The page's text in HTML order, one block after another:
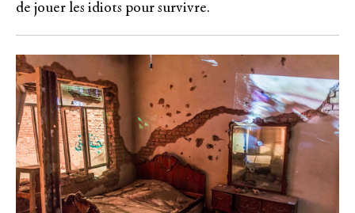
de jouer les idiots pour survivre.